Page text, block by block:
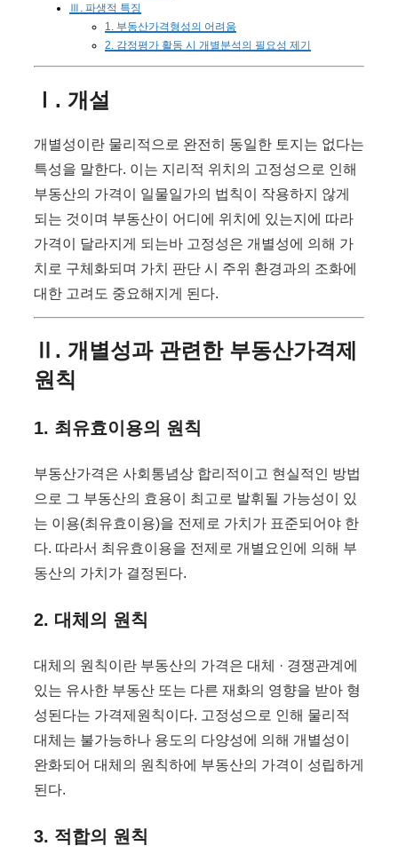
Ⅲ. 파생적 특징
1. 부동산가격형성의 어려움
2. 감정평가 활동 시 개별분석의 필요성 제기
Ⅰ. 개설
개별성이란 물리적으로 완전히 동일한 토지는 없다는
특성을 말한다. 이는 지리적 위치의 고정성으로 인해
부동산의 가격이 일물일가의 법칙이 작용하지 않게
되는 것이며 부동산이 어디에 위치에 있는지에 따라
가격이 달라지게 되는바 고정성은 개별성에 의해 가
치로 구체화되며 가치 판단 시 주위 환경과의 조화에
대한 고려도 중요해지게 된다.
Ⅱ. 개별성과 관련한 부동산가격제
원칙
1. 최유효이용의 원칙
부동산가격은 사회통념상 합리적이고 현실적인 방법
으로 그 부동산의 효용이 최고로 발휘될 가능성이 있
는 이용(최유효이용)을 전제로 가치가 표준되어야 한
다. 따라서 최유효이용을 전제로 개별요인에 의해 부
동산의 가치가 결정된다.
2. 대체의 원칙
대체의 원칙이란 부동산의 가격은 대체 · 경쟁관계에
있는 유사한 부동산 또는 다른 재화의 영향을 받아 형
성된다는 가격제원칙이다. 고정성으로 인해 물리적
대체는 불가능하나 용도의 다양성에 의해 개별성이
완화되어 대체의 원칙하에 부동산의 가격이 성립하게
된다.
3. 적합의 원칙